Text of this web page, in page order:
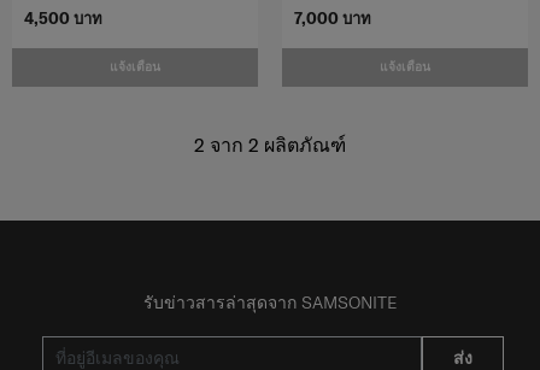
4,500 บาท
แจ้งเตือน
7,000 บาท
แจ้งเตือน
2 จาก 2 ผลิตภัณฑ์
รับข่าวสารล่าสุดจาก SAMSONITE
ส่ง